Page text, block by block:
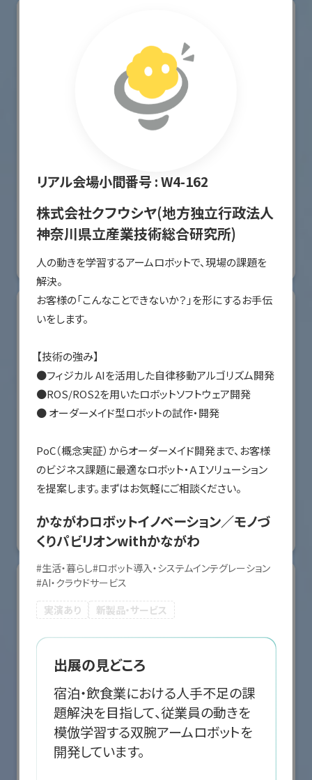
リアル会場小間番号 :W4-162
株式会社クフウシヤ(地方独立行政法人
神奈川県立産業技術総合研究所)
人の動きを学習するアームロボットで、現場の課題を
解決。
お客様の「こんなことできないか？」を形にするお手伝
いをします。
【技術の強み】
●フィジカル AIを活用した自律移動アルゴリズム開発
●ROS/ROS2を用いたロボットソフトウェア開発
● オーダーメイド型ロボットの試作・開発
PoC（概念実証）からオーダーメイド開発まで、お客様
のビジネス課題に最適なロボット・ＡＩソリューション
かながわロボットイノベーション／モノづ
くりパビリオンwithかながわ
#生活・暮らし#ロボット導入・システムインテグレーション
#AI・クラウドサービス
実演あり
新製品・サービス
出展の見どころ
宿泊・飲食業における人手不足の課
題解決を目指して、従業員の動きを
模倣学習する双腕アームロボットを
開発しています。
オリエンタルモーター株式会社
国際ロボット展
#スマートプロダクションロボット #要素技術
リアル会場小間番号 : W2-36
川崎重工業株式会社
国際ロボット展
#要素技術
リアル会場小間番号 : E5-10